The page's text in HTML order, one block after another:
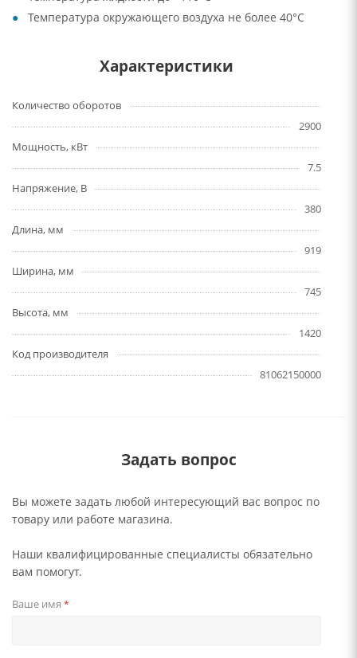
Температура окружающего воздуха не более 40°C
Характеристики
Количество оборотов
2900
Мощность, кВт
7.5
Напряжение, В
380
Длина, мм
919
Ширина, мм
745
Высота, мм
1420
Код производителя
81062150000
Задать вопрос
Вы можете задать любой интересующий вас вопрос по
товару или работе магазина.
Наши квалифицированные специалисты обязательно
вам помогут.
Ваше имя *